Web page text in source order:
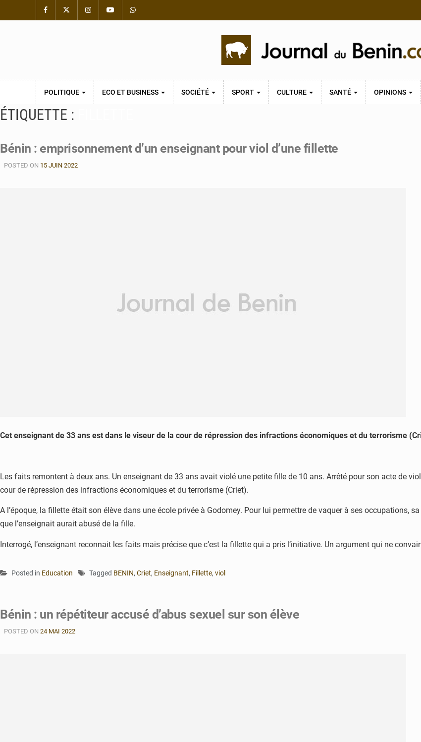
POLITIQUE ECO ET BUSINESS SOCIÉTÉ SPORT CULTURE SANTÉ OPINIONS
ÉTIQUETTE :
Bénin : emprisonnement d’un enseignant pour viol d’une fillette
POSTED ON 15 JUIN 2022
Cet enseignant de 33 ans est dans le viseur de la cour de répression des infractions économiques et du terrorisme
Les faits remontent à deux ans. Un enseignant de 33 ans avait violé une petite fille de 10 ans. Arrêté pour son acte de
cour de répression des infractions économiques et du terrorisme (Criet).
A l’époque, la fillette était son élève dans une école privée à Godomey. Pour lui permettre de vaquer à ses occupations,
que l’enseignait aurait abusé de la fille.
Interrogé, l’enseignant reconnait les faits mais précise que c’est la fillette qui a pris l’initiative. Un argument qui ne
Posted in Education Tagged BENIN, Criet, Enseignant, Fillette, viol
Bénin : un répétiteur accusé d’abus sexuel sur son élève
POSTED ON 24 MAI 2022